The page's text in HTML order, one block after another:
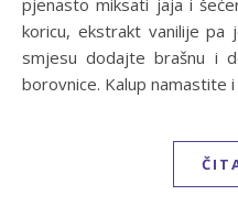
pjenasto miksati jaja i
koricu, ekstrakt vanilije pa
smjesu dodajte brašnu i
borovnice. Kalup namastite